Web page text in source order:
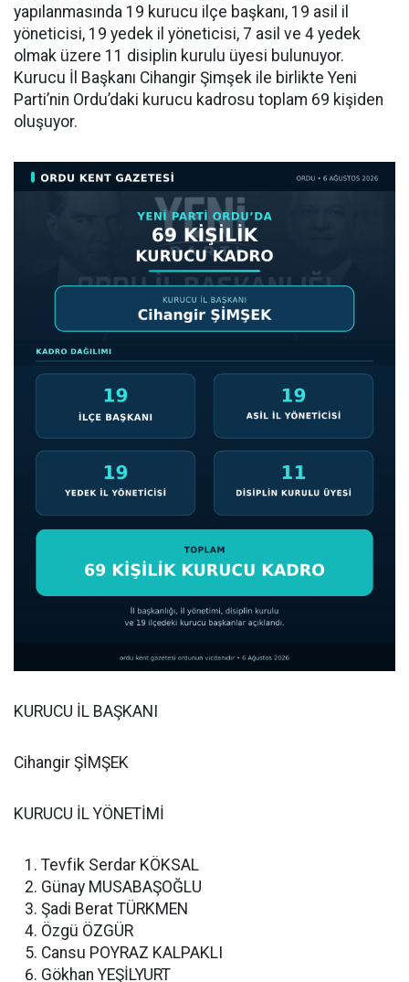
yapılanmasında 19 kurucu ilçe başkanı, 19 asil il
yöneticisi, 19 yedek il yöneticisi, 7 asil ve 4 yedek
olmak üzere 11 disiplin kurulu üyesi bulunuyor.
Kurucu İl Başkanı Cihangir Şimşek ile birlikte Yeni
Parti’nin Ordu’daki kurucu kadrosu toplam 69 kişiden
oluşuyor.
KURUCU İL BAŞKANI
Cihangir ŞİMŞEK
KURUCU İL YÖNETİMİ
Tevfik Serdar KÖKSAL
Günay MUSABAŞOĞLU
Şadi Berat TÜRKMEN
Özgü ÖZGÜR
Cansu POYRAZ KALPAKLI
Gökhan YEŞİLYURT